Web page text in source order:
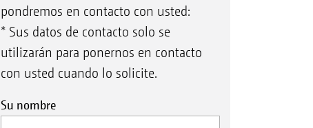
pondremos en contacto con usted:
* Sus datos de contacto solo se
utilizarán para ponernos en contacto
con usted cuando lo solicite.
Su nombre